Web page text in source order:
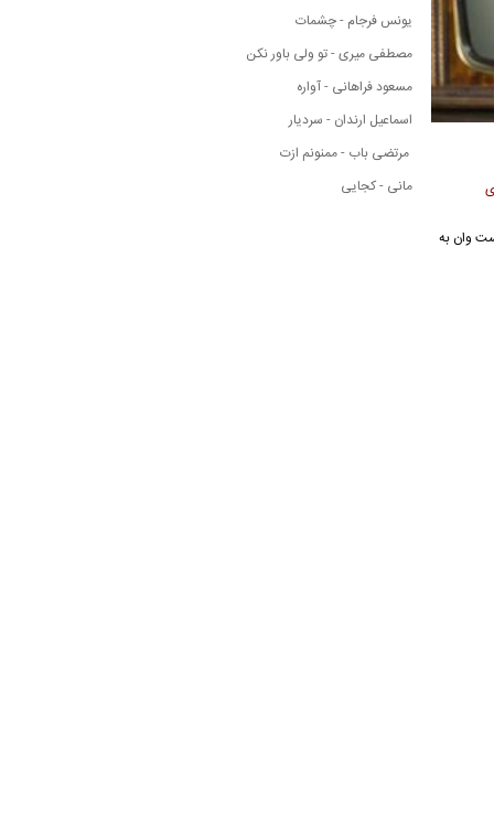
نکست وان به
یونس فرجام - چشمات
مصطفی میری - تو ولی باور نکن
مسعود فراهانی - آواره
اسماعیل ارندان - سردیار
مرتضی باب - ممنونم ازت
مانی - کجایی